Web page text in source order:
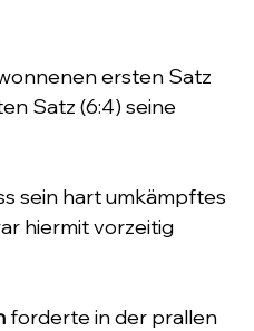
ersten Satz
Satz (6:4) seine
sein hart umkämpftes
hiermit vorzeitig
forderte in der prallen